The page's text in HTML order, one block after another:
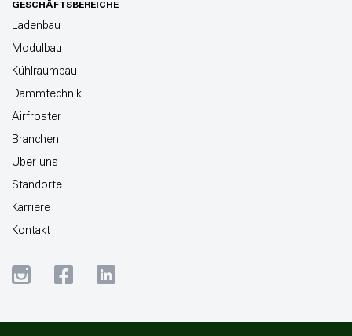
GESCHÄFTSBEREICHE
Ladenbau
Modulbau
Kühlraumbau
Dämmtechnik
Airfroster
Branchen
Über uns
Standorte
Karriere
Kontakt